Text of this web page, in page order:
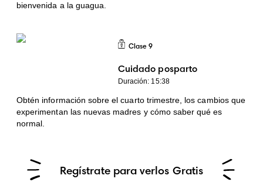
bienvenida a la guagua.
Clase 9
Cuidado posparto
Clase
9
Duración: 15:38
Obtén información sobre el cuarto trimestre, los cambios que
experimentan las nuevas madres y cómo saber qué es
normal.
Regístrate para verlos Gratis